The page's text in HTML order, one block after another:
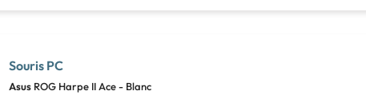
Souris PC
Asus ROG Harpe II Ace - Blanc